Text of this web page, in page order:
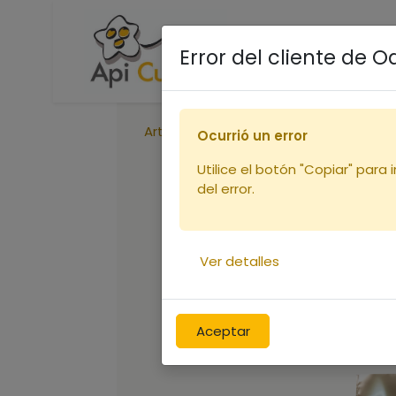
Accueil Boutique
Articles Sachet E21K
Error del cliente de
Aceptar
Ocurrió un error
Utilice el botón "Copiar" para
del error.
Ver detalles